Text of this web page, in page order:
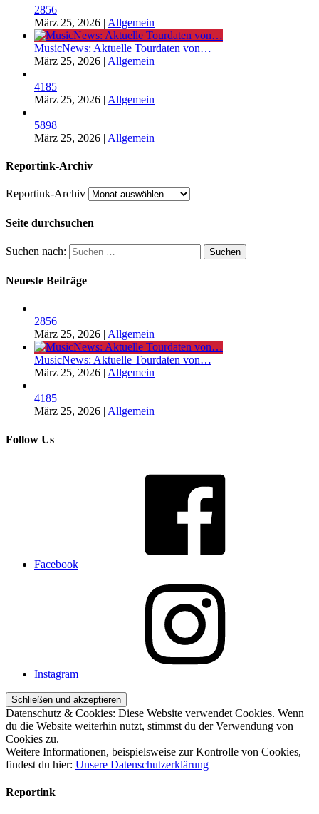
2856
März 25, 2026 | Allgemein
MusicNews: Aktuelle Tourdaten von…
März 25, 2026 | Allgemein
4185
März 25, 2026 | Allgemein
5898
März 25, 2026 | Allgemein
Reportink-Archiv
Reportink-Archiv
Seite durchsuchen
Suchen nach:
Neueste Beiträge
2856
März 25, 2026 Allgemein
MusicNews: Aktuelle Tourdaten von…
März 25, 2026 Allgemein
4185
März 25, 2026 Allgemein
Follow Us
Facebook
Instagram
Datenschutz & Cookies: Diese Website verwendet Cookies. Wenn
du die Website weiterhin nutzt, stimmst du der Verwendung von
Cookies zu.
Weitere Informationen, beispielsweise zur Kontrolle von Cookies,
findest du hier: Unsere Datenschutzerklärung
Reportink